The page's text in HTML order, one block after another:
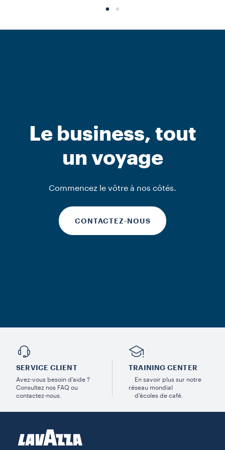
capsules Blue
DÉCOUVRIR
espresso Hero
DÉCOUVRIR
capsules Blue
DÉCOUVRIR
Le business, tout
un voyage
Commencez le vôtre à nos côtés.
CONTACTEZ-NOUS
SERVICE CLIENT
Avez-vous besoin d’aide ?
Consultez nos FAQ ou
contactez-nous.
TRAINING CENTER
En savoir plus sur notre
réseau mondial
d'écoles de café.